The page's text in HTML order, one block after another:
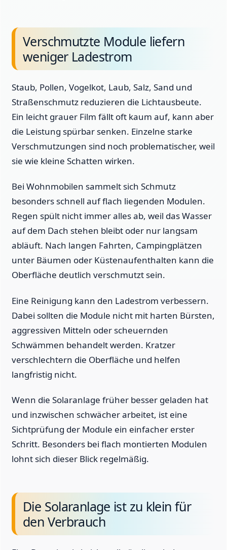
Verschmutzte Module liefern
weniger Ladestrom
Staub, Pollen, Vogelkot, Laub, Salz, Sand und
Straßenschmutz reduzieren die Lichtausbeute.
Ein leicht grauer Film fällt oft kaum auf, kann aber
die Leistung spürbar senken. Einzelne starke
Verschmutzungen sind noch problematischer, weil
sie wie kleine Schatten wirken.
Bei Wohnmobilen sammelt sich Schmutz
besonders schnell auf flach liegenden Modulen.
Regen spült nicht immer alles ab, weil das Wasser
auf dem Dach stehen bleibt oder nur langsam
abläuft. Nach langen Fahrten, Campingplätzen
unter Bäumen oder Küstenaufenthalten kann die
Oberfläche deutlich verschmutzt sein.
Eine Reinigung kann den Ladestrom verbessern.
Dabei sollten die Module nicht mit harten Bürsten,
aggressiven Mitteln oder scheuernden
Schwämmen behandelt werden. Kratzer
verschlechtern die Oberfläche und helfen
langfristig nicht.
Wenn die Solaranlage früher besser geladen hat
und inzwischen schwächer arbeitet, ist eine
Sichtprüfung der Module ein einfacher erster
Schritt. Besonders bei flach montierten Modulen
lohnt sich dieser Blick regelmäßig.
Die Solaranlage ist zu klein für
den Verbrauch